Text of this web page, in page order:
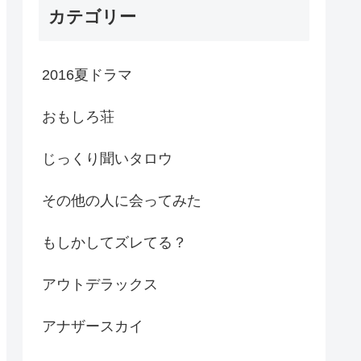
カテゴリー
2016夏ドラマ
おもしろ荘
じっくり聞いタロウ
その他の人に会ってみた
もしかしてズレてる？
アウトデラックス
アナザースカイ